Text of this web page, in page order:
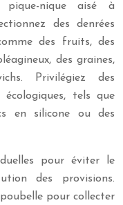
nique aisé à
des denrées
des fruits, des
des graines,
Privilégiez des
tels que
en silicone ou des
pour éviter le
des provisions.
pour collecter